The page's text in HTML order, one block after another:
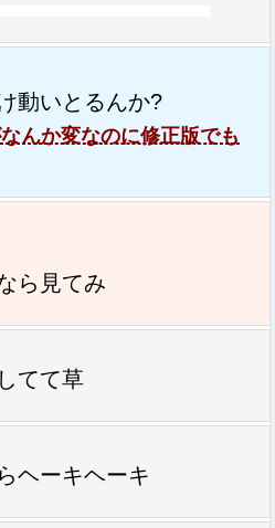
動いとるんか?
んか変なのに修正版でも
ら見てみ
てて草
ヘーキヘーキ